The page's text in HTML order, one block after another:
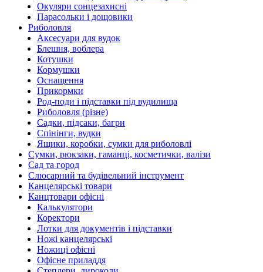
Окуляри сонцезахисні
Парасольки і дощовики
Риболовля
Аксесуари для вудок
Блешня, воблера
Котушки
Кормушки
Оснащення
Прикормки
Род-поди і підставки під вудилища
Риболовля (різне)
Садки, підсаки, багри
Спінінги, вудки
Ящики, коробки, сумки для риболовлі
Сумки, рюкзаки, гаманці, косметички, валізи
Сад та город
Слюсарний та будівельний інструмент
Канцелярські товари
Канцтовари офісні
Калькулятори
Коректори
Лотки для документів і підставки
Ножі канцелярські
Ножиці офісні
Офісне приладдя